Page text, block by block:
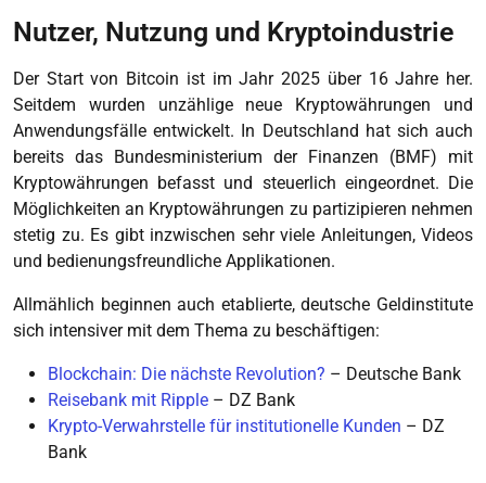
Nutzer, Nutzung und Kryptoindustrie
Der Start von Bitcoin ist im Jahr 2025 über 16 Jahre her.
Seitdem wurden unzählige neue Kryptowährungen und
Anwendungsfälle entwickelt. In Deutschland hat sich auch
bereits das Bundesministerium der Finanzen (BMF) mit
Kryptowährungen befasst und steuerlich eingeordnet. Die
Möglichkeiten an Kryptowährungen zu partizipieren nehmen
stetig zu. Es gibt inzwischen sehr viele Anleitungen, Videos
und bedienungsfreundliche Applikationen.
Allmählich beginnen auch etablierte, deutsche Geldinstitute
sich intensiver mit dem Thema zu beschäftigen:
Blockchain: Die nächste Revolution? – Deutsche Bank
Reisebank mit Ripple – DZ Bank
Krypto-Verwahrstelle für institutionelle Kunden – DZ
Bank